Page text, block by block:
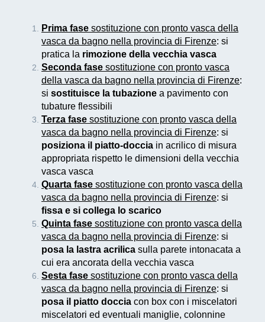
Prima fase sostituzione con pronto vasca della
vasca da bagno nella provincia di Firenze: si
pratica la rimozione della vecchia vasca
Seconda fase sostituzione con pronto vasca
della vasca da bagno nella provincia di Firenze:
si sostituisce la tubazione a pavimento con
tubature flessibili
Terza fase sostituzione con pronto vasca della
vasca da bagno nella provincia di Firenze: si
posiziona il piatto-doccia in acrilico di misura
appropriata rispetto le dimensioni della vecchia
vasca vasca
Quarta fase sostituzione con pronto vasca della
vasca da bagno nella provincia di Firenze: si
fissa e si collega lo scarico
Quinta fase sostituzione con pronto vasca della
vasca da bagno nella provincia di Firenze: si
posa la lastra acrilica sulla parete intonacata a
cui era ancorata della vecchia vasca
Sesta fase sostituzione con pronto vasca della
vasca da bagno nella provincia di Firenze: si
posa il piatto doccia con box con i miscelatori
miscelatori ed eventuali maniglie, colonnine